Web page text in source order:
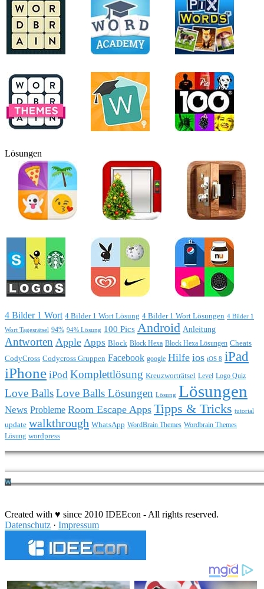
Lösungen
4 Bilder 1 Wort 4 Bilder 1 Wort Lösung 4 Bilder 1 Wort Lösungen 4 Bilder 1
Wort Tagesrätsel 94% 94% Lösung 100 Pics Android Anleitung
Antworten Apple Apps Block Block Hexa Block Hexa Lösungen Cheats
CodyCross Codycross Gruppen Facebook google Hilfe ios iOS 8 iPad
iPhone iPod Komplettlösung Kreuzworträtsel Level Logo Quiz
Love BallsLove Balls Lösungen Lösung Lösungen
News Probleme Room Escape Apps Tipps & Tricks tutorial
update walkthrough WhatsApp WordBrain Themes Wordbrain Themes
Lösung wordpress
Created with ♥ since 2010 IDEEcon - All rights reserved.
Datenschutz · Impressum